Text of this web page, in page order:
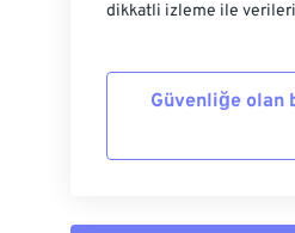
dikkatli izleme ile
Güvenliğe olan